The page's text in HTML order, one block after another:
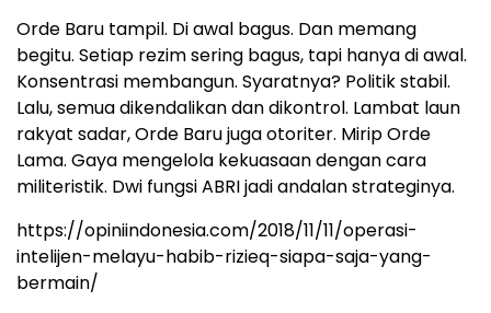
Orde Baru tampil. Di awal bagus. Dan memang
begitu. Setiap rezim sering bagus, tapi hanya di awal.
Konsentrasi membangun. Syaratnya? Politik stabil.
Lalu, semua dikendalikan dan dikontrol. Lambat laun
rakyat sadar, Orde Baru juga otoriter. Mirip Orde
Lama. Gaya mengelola kekuasaan dengan cara
militeristik. Dwi fungsi ABRI jadi andalan strateginya.
https://opiniindonesia.com/2018/11/11/operasi-
intelijen-melayu-habib-rizieq-siapa-saja-yang-
bermain/